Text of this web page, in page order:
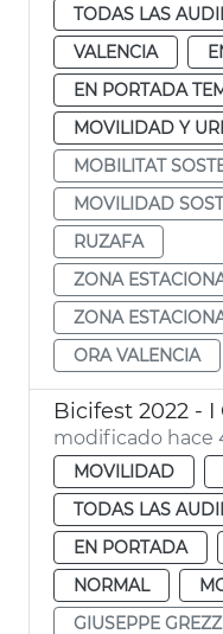
TODAS LAS
VALENCIA
EN PORTADA
MOVILIDAD Y
MOBILITAT
MOVILIDAD
RUZAFA
ZONA
ZONA
ORA VALENCIA
Bicifest 2022 - I
modificado hace
MOVILIDAD
TODAS LAS
EN PORTADA
NORMAL
GIUSEPPE